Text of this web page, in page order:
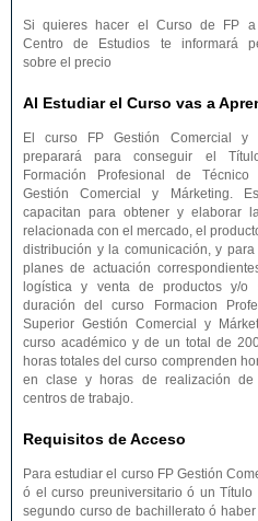
Si quieres hacer el Curso de FP a
Centro de Estudios te informará
sobre el precio
Al Estudiar el Curso vas a
El curso FP Gestión Comercial y
preparará para conseguir el
Formación Profesional de
Gestión Comercial y Márketing.
capacitan para obtener y elaborar
relacionada con el mercado, el
distribución y la comunicación, y
planes de actuación
logística y venta de productos y/o
duración del curso Formacion
Superior Gestión Comercial y
curso académico y de un total de
horas totales del curso comprenden
en clase y horas de realización de
centros de trabajo.
Requisitos de Acceso
Para estudiar el curso FP Gestión
ó el curso preuniversitario ó un Título
segundo curso de bachillerato ó